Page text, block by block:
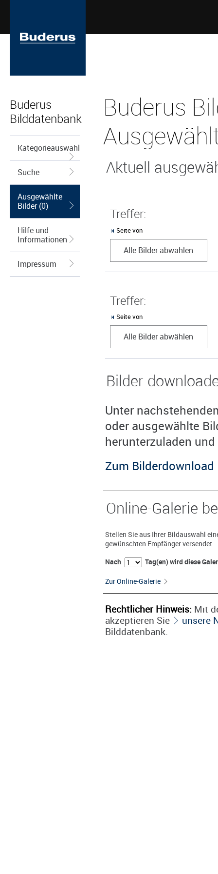
Buderus
Bilddatenbank
Kategorieauswahl
Suche
Ausgewählte
Bilder (0)
Hilfe und
Informationen
Impressum
Buderus
Aktuell
Treffer:
Seite von
Alle Bilder abwählen
Treffer:
Seite von
Alle Bilder abwählen
Bilder
Unter
oder ausgewählte
herunterzuladen
Zum Bilderdownload
Online-Galerie
Stellen Sie aus Ihrer Bildauswahl
gewünschten Empfänger versendet.
Nach
Tag(en) wird diese
Zur Online-Galerie
Rechtlicher Hinweis: Mit
akzeptieren Sie
unsere
Bilddatenbank.